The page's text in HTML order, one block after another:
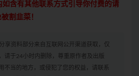
如含有其他联系方式引导你付费的请
割韭菜！
享资料部分来自互联网公开渠道获取，仅
请于24小时内删除，尊重原作者及出版
不当的地方，或侵犯了您的权益，请联系